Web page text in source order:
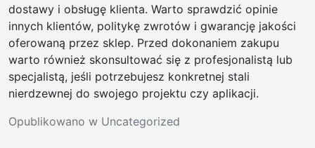
dostawy i obsługę klienta. Warto sprawdzić opinie
innych klientów, politykę zwrotów i gwarancję jakości
oferowaną przez sklep. Przed dokonaniem zakupu
warto również skonsultować się z profesjonalistą lub
specjalistą, jeśli potrzebujesz konkretnej stali
nierdzewnej do swojego projektu czy aplikacji.
Opublikowano w Uncategorized